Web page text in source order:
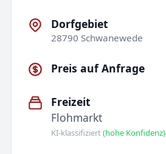
Dorfgebiet
28790 Schwanewede
Preis auf Anfrage
Freizeit
Flohmarkt
KI-klassifiziert(hohe Konfidenz)